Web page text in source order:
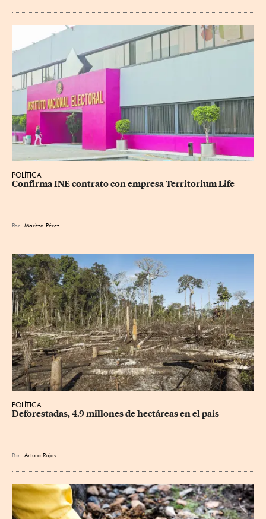
POLÍTICA
Confirma INE contrato con empresa Territorium Life
Por Maritza Pérez
POLÍTICA
Deforestadas, 4.9 millones de hectáreas en el país
Por Arturo Rojas